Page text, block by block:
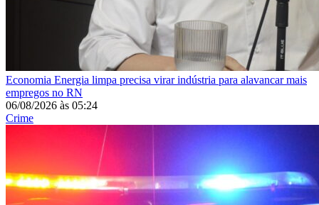
Economia Energia limpa precisa virar indústria para alavancar mais
empregos no RN
06/08/2026 às 05:24
Crime